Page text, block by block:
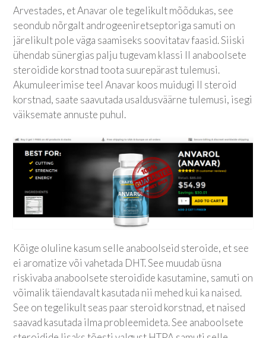
Arvestades, et Anavar ole tegelikult mõõdukas, see
seondub nõrgalt androgeeniretseptoriga samuti on
järelikult pole väga saamiseks soovitatav faasid. Siiski
ühendab sünergias palju tugevam klassi II anaboolsete
steroidide korstnad toota suurepärast tulemusi.
Akumuleerimise teel Anavar koos muidugi II steroid
korstnad, saate saavutada usaldusväärne tulemusi, isegi
väiksemate annuste puhul.
Kõige oluline kasum selle anaboolseid steroide, et see
ei aromatize või vahetada DHT. See muudab üsna
riskivaba anaboolsete steroidide kasutamine, samuti on
võimalik täiendavalt kasutada nii mehed kui ka naised.
See on tegelikult seas paar steroid korstnad, et naised
saavad kasutada ilma probleemideta. See anaboolsete